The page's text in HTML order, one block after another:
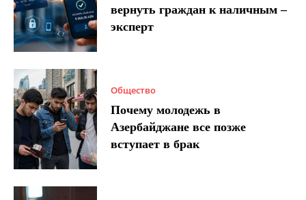
вернуть граждан к наличным –
эксперт
Общество
Почему молодежь в
Азербайджане все позже
вступает в брак